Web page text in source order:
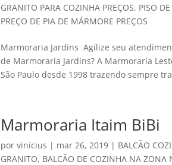
GRANITO PARA COZINHA PREÇOS, PISO
PREÇO DE PIA DE MÁRMORE PREÇOS
Marmoraria Jardins Agilize seu
de Marmoraria Jardins? A Marmoraria
São Paulo desde 1998 trazendo sempre
Marmoraria Itaim BiBi
porvinicius | mar 26, 2019 | BALCÃO
GRANITO, BALCÃO DE COZINHA NA ZONA